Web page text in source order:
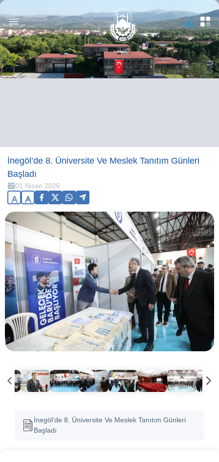
İnegöl’de 8. Üniversite Ve Meslek Tanıtım Günleri
Başladı
01 Nisan 2026
A A
İnegöl’de 8. Üniversite Ve Meslek Tanıtım Günleri
Başladı